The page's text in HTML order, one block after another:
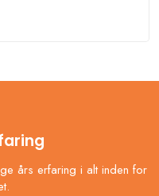
års erfaring i alt inden for